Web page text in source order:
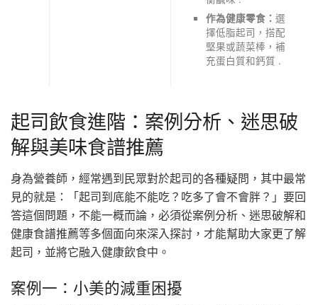
作為健康零食：選
擇低脂起司，搭配
堅果或蔬菜棒，補
充蛋白質和鈣質 .
起司飲食進階：案例分析、迷思破
解與美味食譜推薦
身為營養師，經常遇到民眾對於起司的各種疑問，其中最常
見的就是：「起司到底能不能吃？吃多了會不會胖？」要回
答這個問題，不能一概而論，必須從案例分析、迷思破解和
健康食譜推薦等多個面向來深入探討，才能幫助大家更了解
起司，並將它融入健康飲食中。
案例一：小美的減重困擾